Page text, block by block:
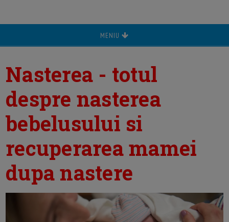
MENIU
Nasterea - totul
despre nasterea
bebelusului si
recuperarea mamei
dupa nastere